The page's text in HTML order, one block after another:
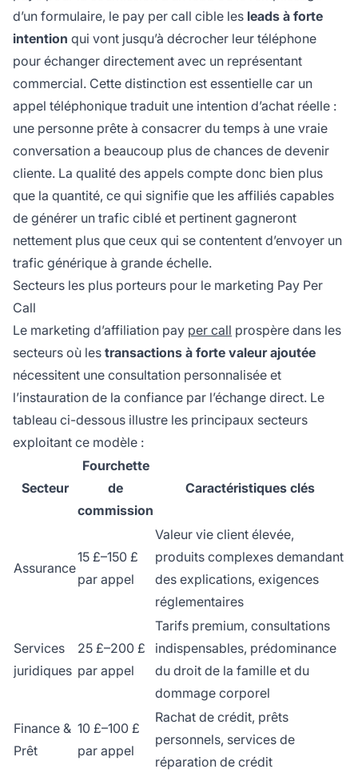
d’un formulaire, le pay per call cible les leads à forte
intention qui vont jusqu’à décrocher leur téléphone
pour échanger directement avec un représentant
commercial. Cette distinction est essentielle car un
appel téléphonique traduit une intention d’achat réelle :
une personne prête à consacrer du temps à une vraie
conversation a beaucoup plus de chances de devenir
cliente. La qualité des appels compte donc bien plus
que la quantité, ce qui signifie que les affiliés capables
de générer un trafic ciblé et pertinent gagneront
nettement plus que ceux qui se contentent d’envoyer un
trafic générique à grande échelle.
Secteurs les plus porteurs pour le marketing Pay Per
Call
Le marketing d’affiliation pay per call prospère dans les
secteurs où les transactions à forte valeur ajoutée
nécessitent une consultation personnalisée et
l’instauration de la confiance par l’échange direct. Le
tableau ci-dessous illustre les principaux secteurs
exploitant ce modèle :
Secteur
Fourchette
de
commission
Caractéristiques clés
Assurance
15 £–150 £
par appel
Valeur vie client élevée,
produits complexes demandant
des explications, exigences
réglementaires
Services
juridiques
25 £–200 £
par appel
Tarifs premium, consultations
indispensables, prédominance
du droit de la famille et du
dommage corporel
Finance &
Prêt
10 £–100 £
par appel
Rachat de crédit, prêts
personnels, services de
réparation de crédit